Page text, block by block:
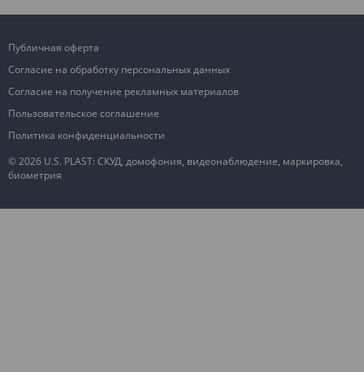
© 2026 U.S. PLAST: СКУД, домофония, видеонаблюдение, маркировка,
биометрия
Публичная оферта
Согласие на обработку персональных данных
Согласие на получение рекламных материалов
Пользовательское соглашение
Политика конфиденциальности